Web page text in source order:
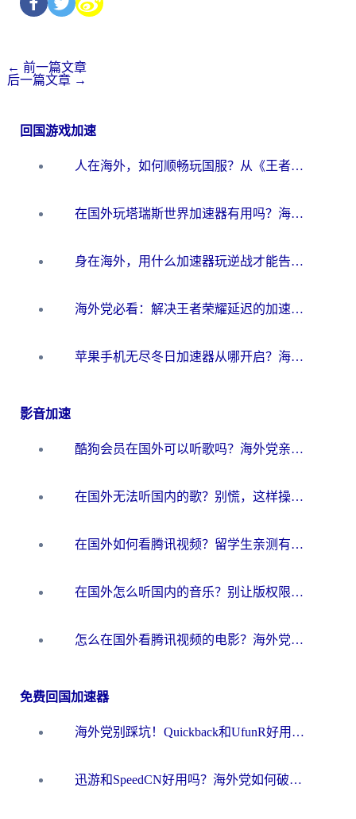
← 前一篇文章
后一篇文章 →
回国游戏加速
人在海外，如何顺畅玩国服？从《王者荣耀》到《云图计划》的加速器终极指南
在国外玩塔瑞斯世界加速器有用吗？海外玩家亲测后的真实答案
身在海外，用什么加速器玩逆战才能告别延迟？
海外党必看：解决王者荣耀延迟的加速器终极指南——从EVE到猫和老鼠，一个工具全搞定
苹果手机无尽冬日加速器从哪开启？海外玩家的冬日生存指南
影音加速
酷狗会员在国外可以听歌吗？海外党亲测有效：3步解决音乐权限难题
在国外无法听国内的歌？别慌，这样操作就能畅听QQ音乐（附亲测加速器推荐）
在国外如何看腾讯视频？留学生亲测有效的回国加速方案
在国外怎么听国内的音乐？别让版权限制断了你的华语歌单
怎么在国外看腾讯视频的电影？海外党亲测有效的回国加速指南
免费回国加速器
海外党别踩坑！Quickback和UfunR好用吗？选对回国加速器才能无缝刷国内资源
迅游和SpeedCN好用吗？海外党如何破解那道看不见的墙